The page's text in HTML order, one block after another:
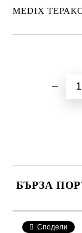
MEDIX
БЪРЗА
Сподели